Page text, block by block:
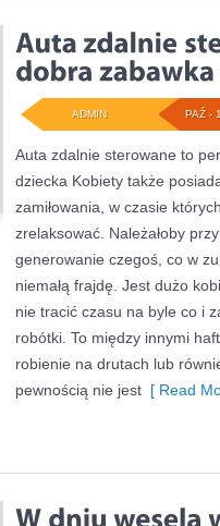
PAŹ -
ADMIN
Auta zdalnie sterowane to
dziecka Kobiety także
zamiłowania, w czasie
zrelaksować. Należałoby
generowanie czegoś, co w
niemałą frajdę. Jest dużo
nie tracić czasu na byle co i
robótki. To między innymi
robienie na drutach lub
pewnością nie jest [ Read